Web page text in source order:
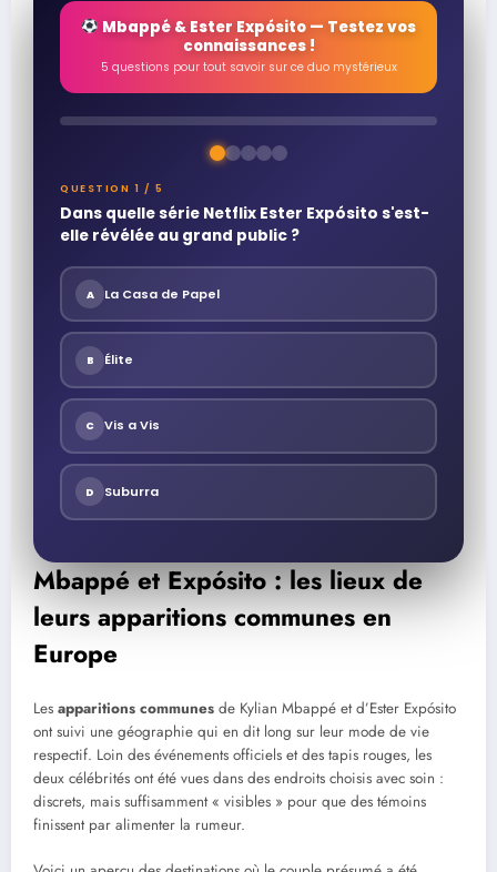
Mbappé & Ester Expósito — Testez vos
connaissances !
5 questions pour tout savoir sur ce duo mystérieux
QUESTION 1 / 5
Dans quelle série Netflix Ester Expósito s'est-
elle révélée au grand public ?
A La Casa de Papel
B Élite
C Vis a Vis
D Suburra
Mbappé et Expósito : les lieux de
leurs apparitions communes en
Europe
Les apparitions communes de Kylian Mbappé et d’Ester Expósito
ont suivi une géographie qui en dit long sur leur mode de vie
respectif. Loin des événements officiels et des tapis rouges, les
deux célébrités ont été vues dans des endroits choisis avec soin :
discrets, mais suffisamment « visibles » pour que des témoins
finissent par alimenter la rumeur.